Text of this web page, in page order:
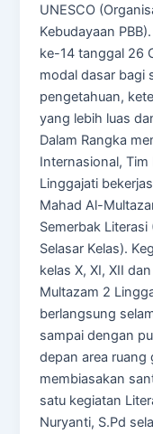
UNESCO
Kebudayaan
ke-14 tanggal 26
modal dasar bagi
pengetahuan,
yang lebih luas
Dalam Rangka
Internasional,
Linggajati
Mahad Al-
Semerbak
Selasar Kelas).
kelas X, XI, XII
Multazam 2
berlangsung
sampai dengan
depan area ruang
membiasakan
satu kegiatan
Nuryanti, S.Pd